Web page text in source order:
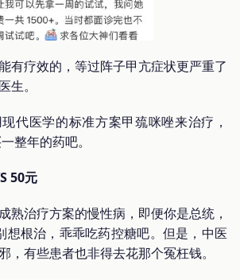
有疗效的，等过阵子甲亢症状更严重了
生。
代医学的标准方案甲巯咪唑来治疗，
整年的药吧。
50元
熟治疗方案的慢性病，即便你是总统，
想根治，乖乖吃药控糖吧。但是，中医
，有些患者也非得去花那个冤枉钱。